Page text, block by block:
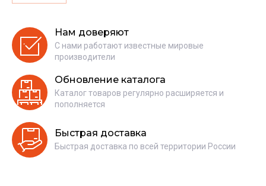
Нам доверяют
С нами работают известные мировые
производители
Обновление каталога
Каталог товаров регулярно расширяется и
пополняется
Быстрая доставка
Быстрая доставка по всей территории России